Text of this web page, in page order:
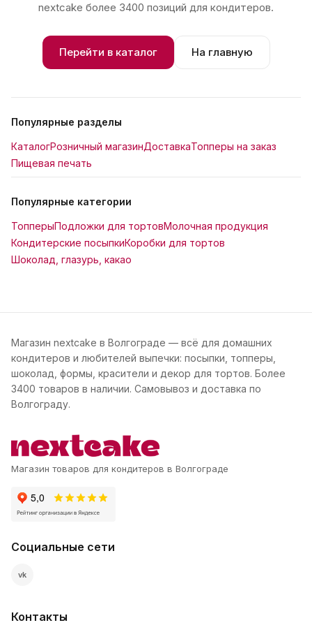
nextcake более 3400 позиций для кондитеров.
Перейти в каталог На главную
Популярные разделы
КаталогРозничный магазинДоставкаТопперы на заказ
Пищевая печать
Популярные категории
ТопперыПодложки для тортовМолочная продукция
Кондитерские посыпкиКоробки для тортов
Шоколад, глазурь, какао
Магазин nextcake в Волгограде — всё для домашних
кондитеров и любителей выпечки: посыпки, топперы,
шоколад, формы, красители и декор для тортов. Более
3400 товаров в наличии. Самовывоз и доставка по
Волгограду.
Магазин товаров для кондитеров в Волгограде
Социальные сети
vk
Контакты